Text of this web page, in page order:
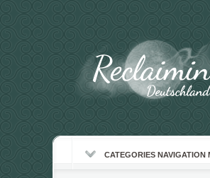
CATEGORIES NAVIGATION